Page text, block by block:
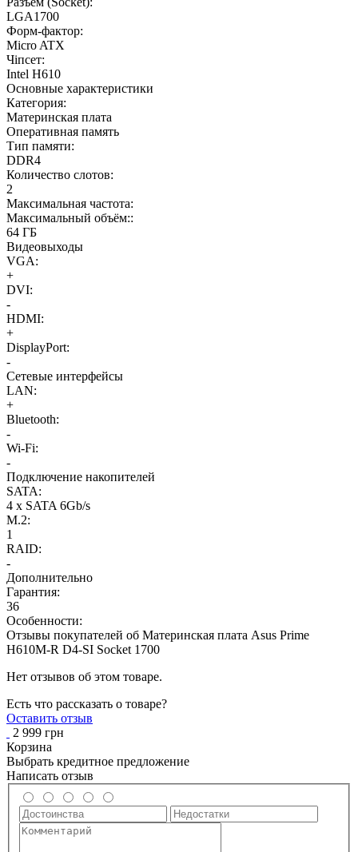
LGA1700
Форм-фактор:
Micro ATX
Чіпсет:
Intel H610
Основные характеристики
Категория:
Материнская плата
Оперативная память
Тип памяти:
DDR4
Количество слотов:
2
Максимальная частота:
Максимальный объём::
64 ГБ
Видеовыходы
VGA:
+
DVI:
-
HDMI:
+
DisplayPort:
-
Сетевые интерфейсы
LAN:
+
Bluetooth:
-
Wi-Fi:
-
Подключение накопителей
SATA:
4 x SATA 6Gb/s
M.2:
1
RAID:
-
Дополнительно
Гарантия:
36
Особенности:
Отзывы покупателей об Материнская плата Asus Prime
H610M-R D4-SI Socket 1700
Нет отзывов об этом товаре.
Есть что рассказать о товаре?
Оставить отзыв
2 999 грн
Корзина
Выбрать кредитное предложение
Написать отзыв